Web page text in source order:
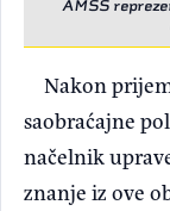
AMSS
Nakon
saobraćajne
načelnik
znanje iz ove